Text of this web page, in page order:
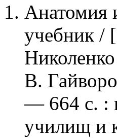
Анатомия
учебник /
В.
— 664 с. :
училищ и